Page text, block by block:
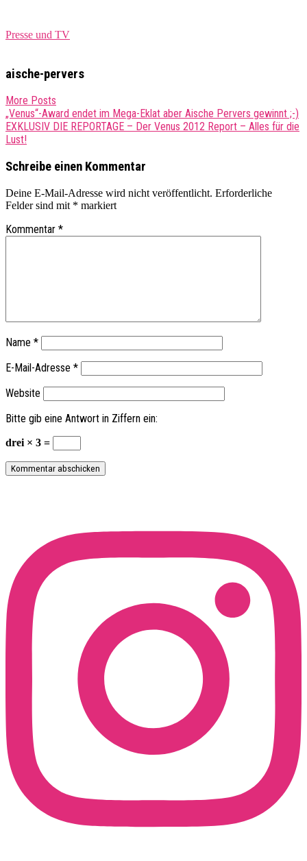
Presse und TV
aische-pervers
More Posts
Post
navigation
„Venus“-Award endet im Mega-Eklat aber Aische Pervers gewinnt ;-)
EXKLUSIV DIE REPORTAGE – Der Venus 2012 Report – Alles für die
Lust!
Schreibe einen Kommentar
Deine E-Mail-Adresse wird nicht veröffentlicht. Erforderliche
Felder sind mit * markiert
Kommentar *
Name *
E-Mail-Adresse *
Website
Bitte gib eine Antwort in Ziffern ein:
drei × 3 =